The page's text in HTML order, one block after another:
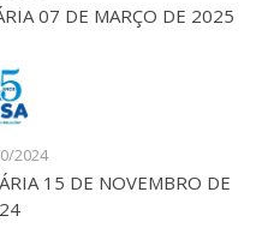
07 DE MARÇO DE 2025
2024
15 DE NOVEMBRO DE